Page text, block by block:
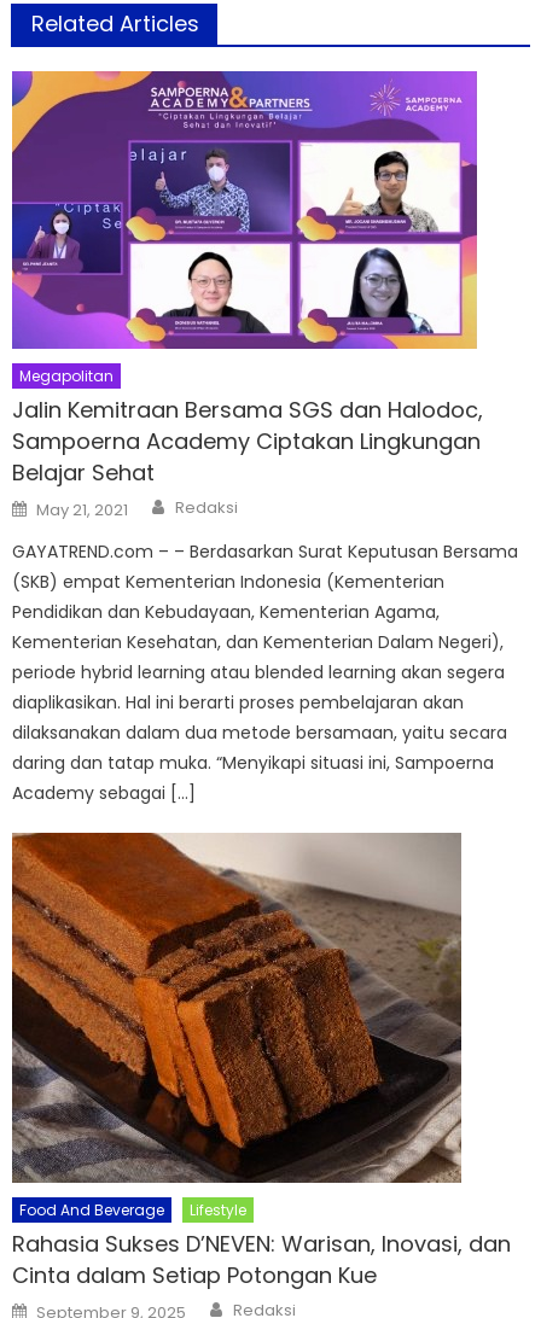
Related Articles
Megapolitan
Jalin Kemitraan Bersama SGS dan Halodoc,
Sampoerna Academy Ciptakan Lingkungan
Belajar Sehat
Posted
on
May 21, 2021 Author
Redaksi
GAYATREND.com – – Berdasarkan Surat Keputusan Bersama
(SKB) empat Kementerian Indonesia (Kementerian
Pendidikan dan Kebudayaan, Kementerian Agama,
Kementerian Kesehatan, dan Kementerian Dalam Negeri),
periode hybrid learning atau blended learning akan segera
diaplikasikan. Hal ini berarti proses pembelajaran akan
dilaksanakan dalam dua metode bersamaan, yaitu secara
daring dan tatap muka. “Menyikapi situasi ini, Sampoerna
Academy sebagai […]
Food And Beverage Lifestyle
Rahasia Sukses D’NEVEN: Warisan, Inovasi, dan
Cinta dalam Setiap Potongan Kue
Posted
September 9, 2025 Author
Redaksi